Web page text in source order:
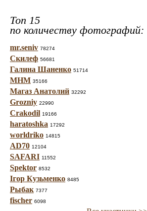
Топ 15
по количеству фотографий:
mr.seniv 78274
Скилеф 56681
Галина Шаненко 51714
МНМ 35166
Магаз Анатолий 32292
Grozniy 22990
Crakodil 19166
haratoshka 17292
worldriko 14815
AD70 12104
SAFARI 11552
Spektor 8532
Ігор Кузьменко 8485
Рыбак 7377
fischer 6098